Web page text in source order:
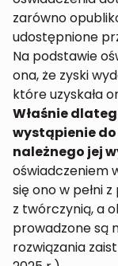
zarówno
udostępnione
Na podstawie
ona, że zyski
które uzyskała
Właśnie
wystąpienie
należnego jej
oświadczeniem
się ono w pełni
z twórczynią, a
prowadzone są
rozwiązania